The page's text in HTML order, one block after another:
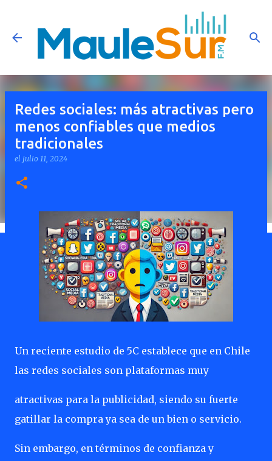
Ir al contenido principal
Redes sociales: más atractivas pero
menos confiables que medios
tradicionales
el julio 11, 2024
Un reciente estudio de 5C establece que en Chile
las redes sociales son plataformas muy
atractivas para la publicidad, siendo su fuerte
gatillar la compra ya sea de un bien o servicio.
Sin embargo, en términos de confianza y